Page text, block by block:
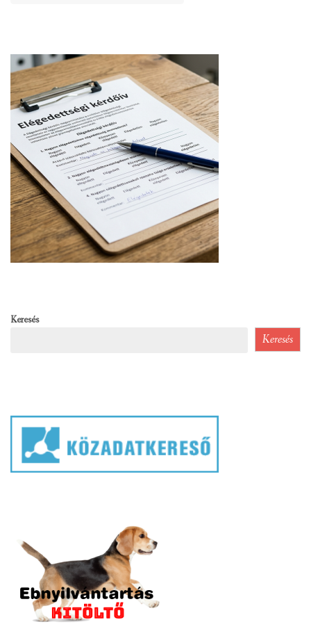
Keresés
Keresés